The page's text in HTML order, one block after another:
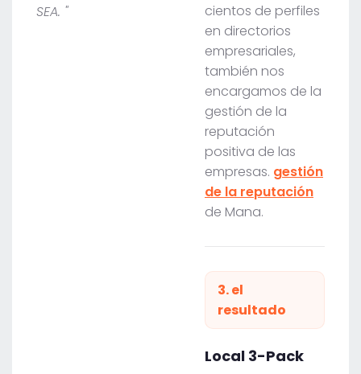
cientos de perfiles
en directorios
empresariales,
también nos
encargamos de la
gestión de la
reputación
positiva de las
empresas. gestión
de la reputación
de Mana.
3. el
resultado
Local 3-Pack
SEA. "